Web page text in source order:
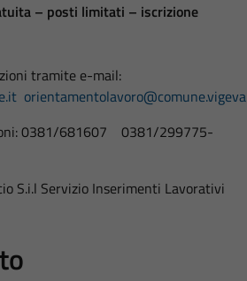
– posti limitati – iscrizione
tramite e-mail:
0381/681607 0381/299775-
S.i.l Servizio Inserimenti Lavorativi